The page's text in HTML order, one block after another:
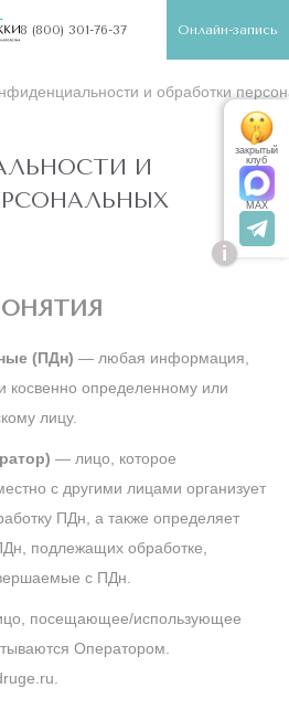
8 (800) 301-76-37 Онлайн-запись
и обработки
И
(ПДн) — любая информация,
косвенно определенному или
лицу.
— лицо, которое
с другими лицами организует
ПДн, а также определяет
подлежащих обработке,
с ПДн.
посещающее/использующее
Оператором.
i
закрытый
клуб
MAX